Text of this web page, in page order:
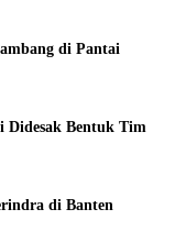
di Pantai
Didesak Bentuk Tim
di Banten